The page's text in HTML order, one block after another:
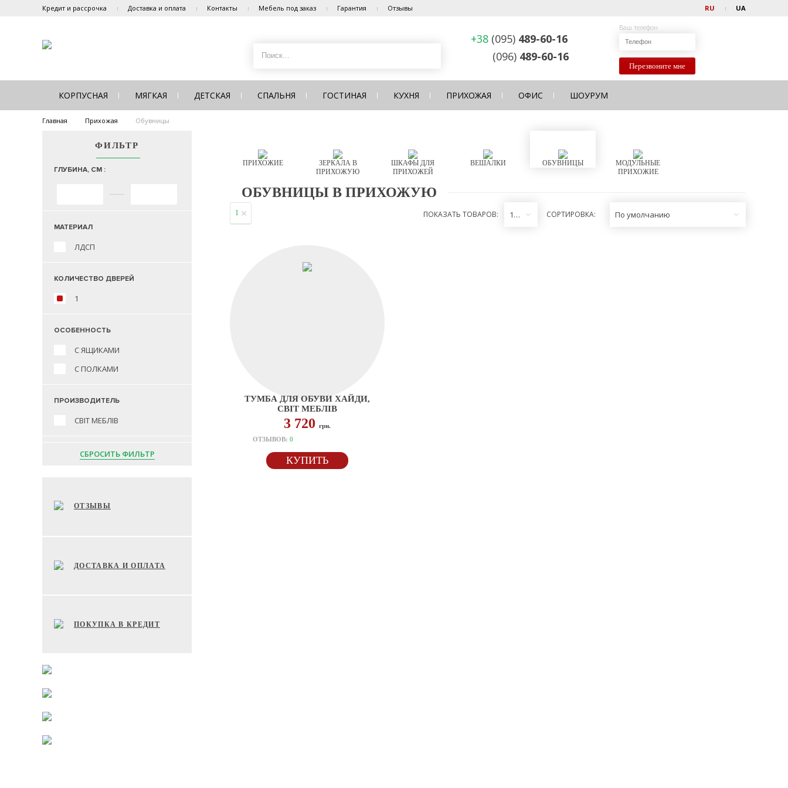
Кредит и рассрочка Доставка и оплата Контакты Мебель под заказ Гарантия Отзывы RU UA
+38 (095) 489-60-16
(096) 489-60-16
Ваш телефон
Перезвоните мне
КОРПУСНАЯ МЯГКАЯ ДЕТСКАЯ СПАЛЬНЯ ГОСТИНАЯ КУХНЯ ПРИХОЖАЯ ОФИС ШОУРУМ
Главная Прихожая Обувницы
ФИЛЬТР
ГЛУБИНА, СМ :
МАТЕРИАЛ
ЛДСП
КОЛИЧЕСТВО ДВЕРЕЙ
1
ОСОБЕННОСТЬ
С ЯЩИКАМИ
С ПОЛКАМИ
ПРОИЗВОДИТЕЛЬ
СВІТ МЕБЛІВ
СБРОСИТЬ ФИЛЬТР
ОТЗЫВЫ
ДОСТАВКА И ОПЛАТА
ПОКУПКА В КРЕДИТ
ПРИХОЖИЕ
ЗЕРКАЛА В
ПРИХОЖУЮ
ШКАФЫ ДЛЯ
ПРИХОЖЕЙ
ВЕШАЛКИ ОБУВНИЦЫ
МОДУЛЬНЫЕ
ПРИХОЖИЕ
ОБУВНИЦЫ В ПРИХОЖУЮ
1 ПОКАЗАТЬ ТОВАРОВ: 12 СОРТИРОВКА: По умолчанию
ТУМБА ДЛЯ ОБУВИ ХАЙДИ,
СВІТ МЕБЛІВ
3 720 грн.
ОТЗЫВОВ: 0
КУПИТЬ